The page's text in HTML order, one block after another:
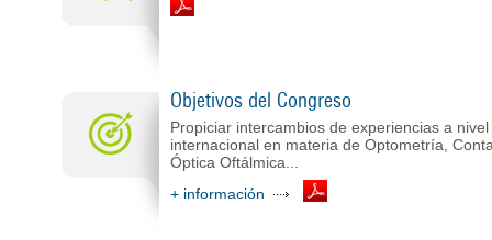
Objetivos del Congreso
Propiciar intercambios de experiencias a
internacional en materia de Optometría,
Óptica Oftálmica...
+ información